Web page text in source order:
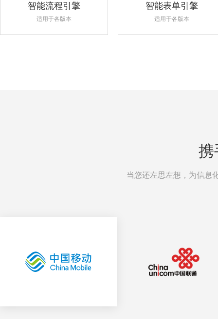
智能流程引擎
适用于各版本
智能表单引擎
适用于各版本
携
当您还左思左想，为信息